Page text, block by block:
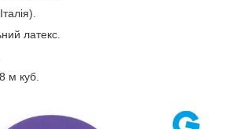
латекс.
м куб.